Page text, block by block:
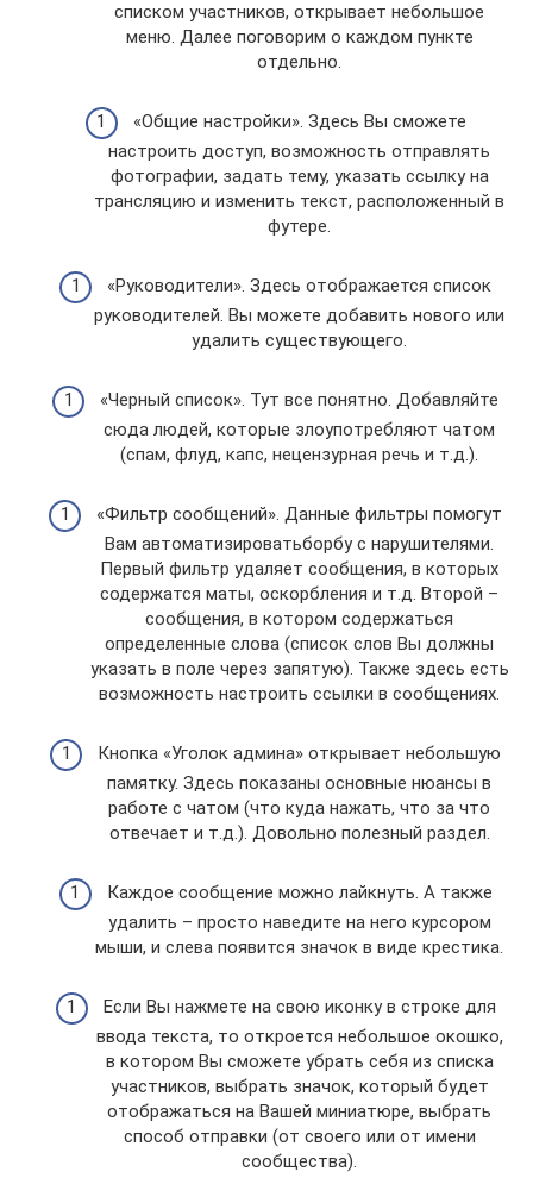
списком участников, открывает небольшое
меню. Далее поговорим о каждом пункте
отдельно.
«Общие настройки». Здесь Вы сможете
настроить доступ, возможность отправлять
фотографии, задать тему, указать ссылку на
трансляцию и изменить текст, расположенный в
футере.
«Руководители». Здесь отображается список
руководителей. Вы можете добавить нового или
удалить существующего.
«Черный список». Тут все понятно. Добавляйте
сюда людей, которые злоупотребляют чатом
(спам, флуд, капс, нецензурная речь и т.д.).
«Фильтр сообщений». Данные фильтры помогут
Вам автоматизироватьборбу с нарушителями.
Первый фильтр удаляет сообщения, в которых
содержатся маты, оскорбления и т.д. Второй –
сообщения, в котором содержаться
определенные слова (список слов Вы должны
указать в поле через запятую). Также здесь есть
возможность настроить ссылки в сообщениях.
Кнопка «Уголок админа» открывает небольшую
памятку. Здесь показаны основные нюансы в
работе с чатом (что куда нажать, что за что
отвечает и т.д.). Довольно полезный раздел.
Каждое сообщение можно лайкнуть. А также
удалить – просто наведите на него курсором
мыши, и слева появится значок в виде крестика.
Если Вы нажмете на свою иконку в строке для
ввода текста, то откроется небольшое окошко,
в котором Вы сможете убрать себя из списка
участников, выбрать значок, который будет
отображаться на Вашей миниатюре, выбрать
способ отправки (от своего или от имени
сообщества).